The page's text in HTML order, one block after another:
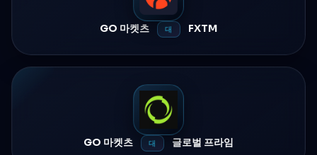
GO 마켓츠 대 FXTM
GO 마켓츠 대 글로벌 프라임